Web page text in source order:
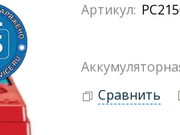
Артикул:
Сравнить